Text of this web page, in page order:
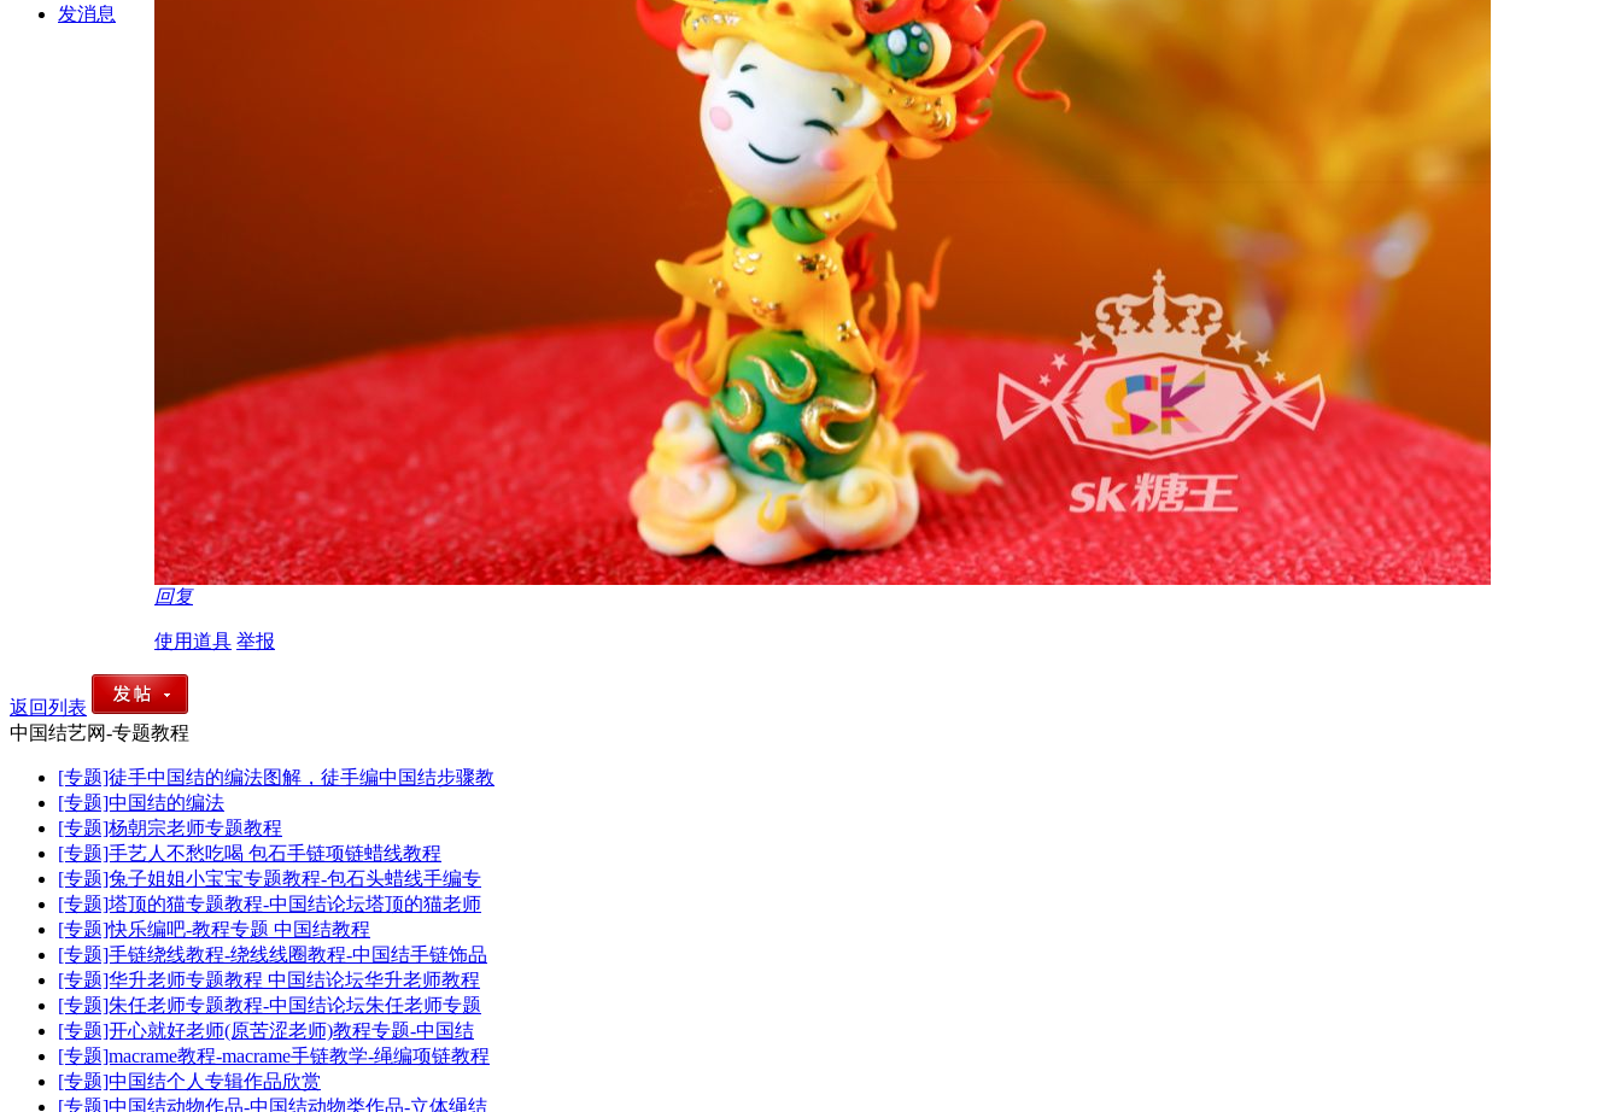
发消息
回复
使用道具 举报
返回列表
中国结艺网-专题教程
[专题]徒手中国结的编法图解，徒手编中国结步骤教
[专题]中国结的编法
[专题]杨朝宗老师专题教程
[专题]手艺人不愁吃喝 包石手链项链蜡线教程
[专题]兔子姐姐小宝宝专题教程-包石头蜡线手编专
[专题]塔顶的猫专题教程-中国结论坛塔顶的猫老师
[专题]快乐编吧-教程专题 中国结教程
[专题]手链绕线教程-绕线线圈教程-中国结手链饰品
[专题]华升老师专题教程 中国结论坛华升老师教程
[专题]朱任老师专题教程-中国结论坛朱任老师专题
[专题]开心就好老师(原苦涩老师)教程专题-中国结
[专题]macrame教程-macrame手链教学-绳编项链教程
[专题]中国结个人专辑作品欣赏
[专题]中国结动物作品-中国结动物类作品-立体绳结